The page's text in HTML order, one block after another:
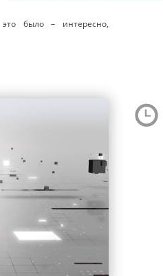
было – интересно,